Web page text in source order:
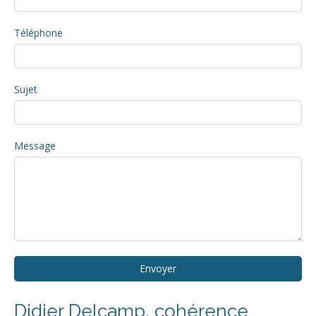
Téléphone
Sujet
Message
Envoyer
Didier Delcamp, cohérence